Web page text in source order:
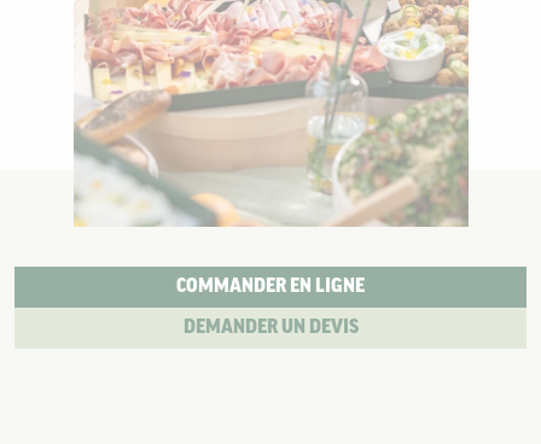
COMMANDER EN LIGNE
DEMANDER UN DEVIS